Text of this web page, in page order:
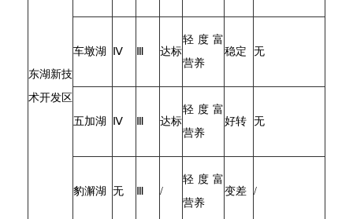
东湖新技
术开发区
车墩湖 Ⅳ 达标
轻度富
营养
稳定 无
五加湖 Ⅳ 达标
轻度富
营养
好转 无
豹澥湖 无 /
轻度富
营养
变差 /